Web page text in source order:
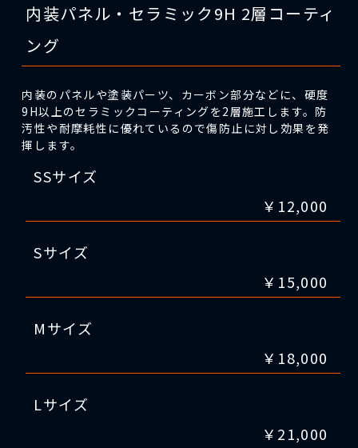
内装パネル・セラミック9H 2層コーティ
ング
内装のパネルや塗装パーツ、カーボン部分などに、硬度
9H以上のセラミックコーティングを2層施工します。防
汚性や耐摩耗性に優れているので傷防止に対し効果を発
揮します。
SSサイズ
￥12,000
Sサイズ
￥15,000
Mサイズ
￥18,000
Lサイズ
￥21,000